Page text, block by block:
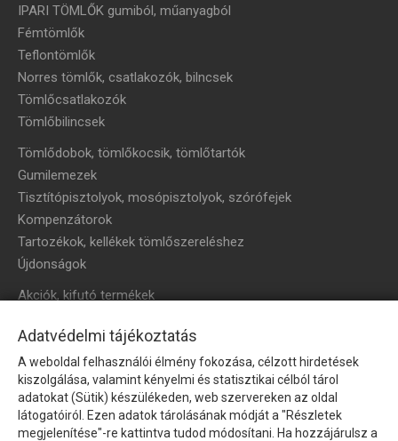
IPARI TÖMLŐK gumiból, műanyagból
Fémtömlők
Teflontömlők
Norres tömlők, csatlakozók, bilncsek
Tömlőcsatlakozók
Tömlőbilincsek
Tömlődobok, tömlőkocsik, tömlőtartók
Gumilemezek
Tisztítópisztolyok, mosópisztolyok, szórófejek
Kompenzátorok
Tartozékok, kellékek tömlőszereléshez
Újdonságok
Akciók, kifutó termékek
HÍRLEVÉL
Íratkozzon fel hírlevelünkre!
Adatvédelmi tájékoztatás
A weboldal felhasználói élmény fokozása, célzott hirdetések
kiszolgálása, valamint kényelmi és statisztikai célból tárol
adatokat (Sütik) készülékeden, web szervereken az oldal
látogatóiról. Ezen adatok tárolásának módját a "Részletek
megjelenítése"-re kattintva tudod módosítani. Ha hozzájárulsz a